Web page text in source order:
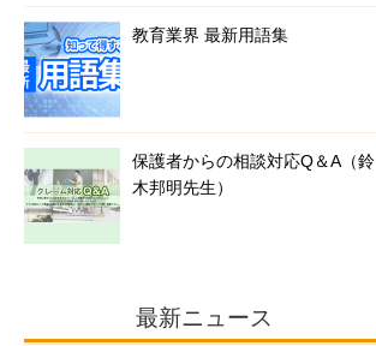
教育業界 最新用語集
保護者からの相談対応Q＆A（鈴
木邦明先生）
最新ニュース